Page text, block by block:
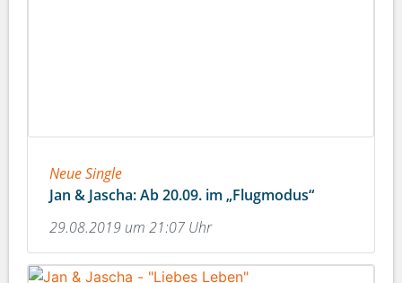
Neue Single
Jan & Jascha: Ab 20.09. im „Flugmodus“
29.08.2019 um 21:07 Uhr